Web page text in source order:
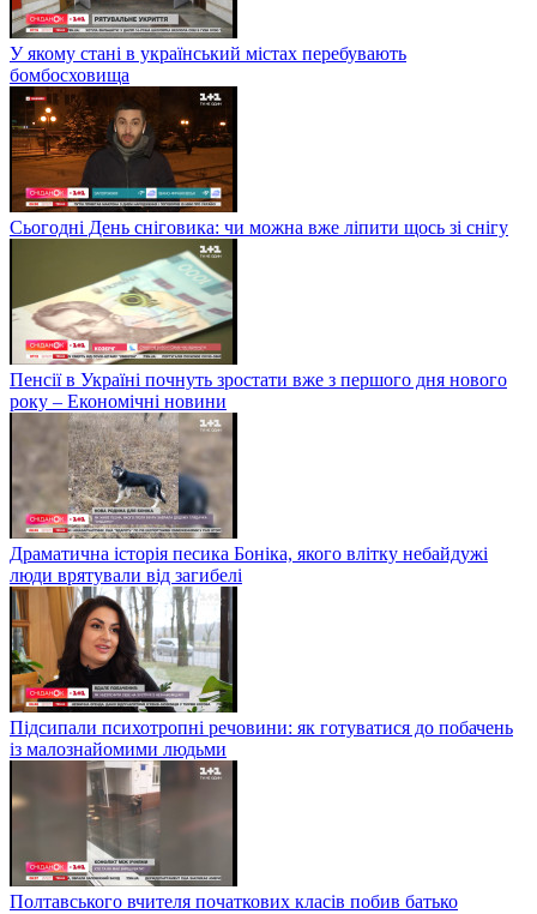
У якому стані в український містах перебувають
бомбосховища
Сьогодні День сніговика: чи можна вже ліпити щось зі снігу
Пенсії в Україні почнуть зростати вже з першого дня нового
року – Економічні новини
Драматична історія песика Боніка, якого влітку небайдужі
люди врятували від загибелі
Підсипали психотропні речовини: як готуватися до побачень
із малознайомими людьми
Полтавського вчителя початкових класів побив батько